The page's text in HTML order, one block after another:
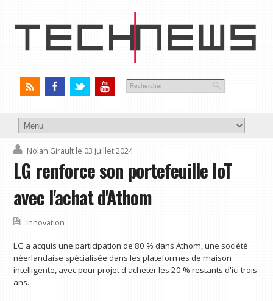
Nolan Girault le 03 juillet 2024
LG renforce son portefeuille IoT
avec l'achat d'Athom
Innovation
LG a acquis une participation de 80 % dans Athom, une société
néerlandaise spécialisée dans les plateformes de maison
intelligente, avec pour projet d'acheter les 20 % restants d'ici trois
ans.